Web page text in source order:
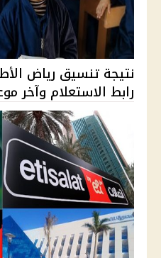
نتيجة تنسيق رياض
رابط الاستعلام وآخر